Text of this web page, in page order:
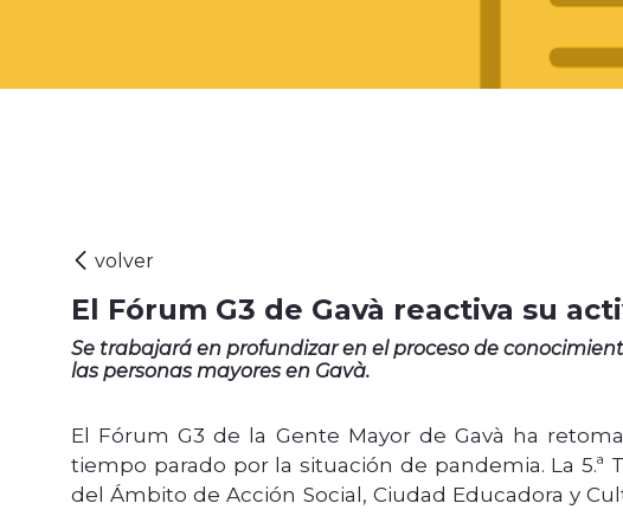
El Fórum G3 de Gavà reactiva su
Se trabajará en profundizar en el proceso de
las personas mayores en Gavà.
El Fórum G3 de la Gente Mayor de Gavà ha
tiempo parado por la situación de pandemia. La 5.ª
del Ámbito de Acción Social, Ciudad Educadora y